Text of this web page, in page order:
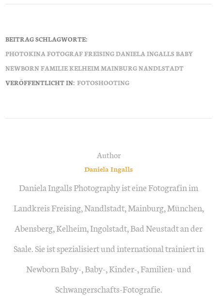
BEITRAG SCHLAGWORTE:
PHOTOKINA FOTOGRAF FREISING DANIELA INGALLS BABY
NEWBORN FAMILIE KELHEIM MAINBURG NANDLSTADT
VERÖFFENTLICHT IN: FOTOSHOOTING
Author
Daniela Ingalls
Daniela Ingalls Photography ist eine Fotografin im
Landkreis Freising, Nandlstadt, Mainburg, München,
Abensberg, Kelheim, Ingolstadt, Bad Neustadt an der
Saale. Sie ist spezialisiert und international trainiert in
Newborn Baby-, Baby-, Kinder-, Familien- und
Schwangerschafts-Fotografie.